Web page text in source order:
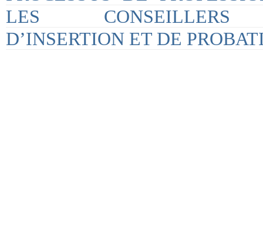
LES CONSEILLERS
D’INSERTION ET DE